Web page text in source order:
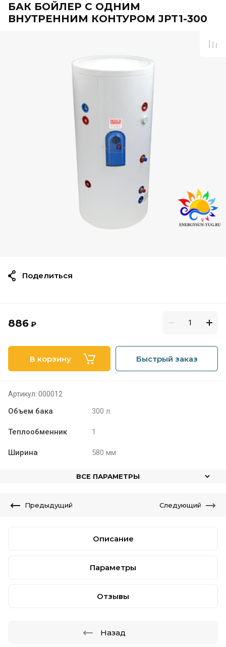
БАК БОЙЛЕР С ОДНИМ
ВНУТРЕННИМ КОНТУРОМ JPT1-300
886 ₽
В корзину Быстрый заказ
Артикул: 000012
Объем бака 300 л.
Теплообменник 1
Ширина 580 мм
ВСЕ ПАРАМЕТРЫ
Поделиться
Предыдущий Следующий
Описание
Параметры
Отзывы
Назад